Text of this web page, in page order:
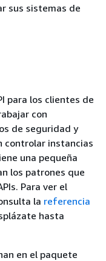
sus sistemas de
para los clientes de
con
de seguridad y
controlar instancias
una pequeña
los patrones que
Para ver el
la referencia
hasta
en el paquete